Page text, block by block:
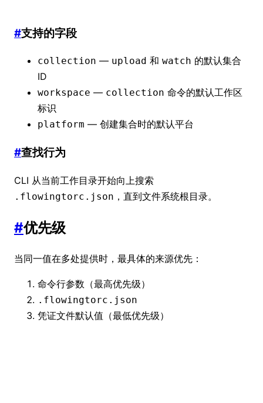
#支持的字段
collection — upload 和 watch 的默认集合
ID
workspace — collection 命令的默认工作区
标识
platform — 创建集合时的默认平台
#查找行为
CLI 从当前工作目录开始向上搜索
.flowingtorc.json ，直到文件系统根目录。
#优先级
当同一值在多处提供时，最具体的来源优先：
命令行参数（最高优先级）
.flowingtorc.json
凭证文件默认值（最低优先级）